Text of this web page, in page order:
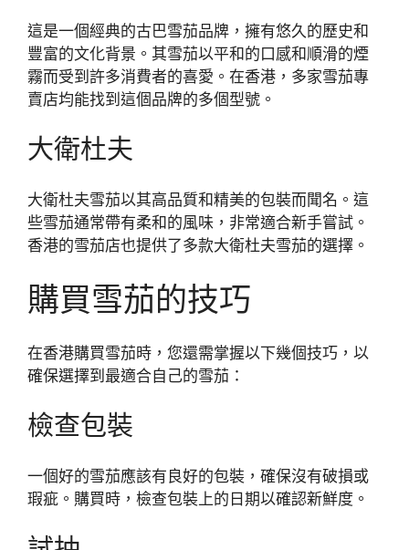
這是一個經典的古巴雪茄品牌，擁有悠久的歷史和
豐富的文化背景。其雪茄以平和的口感和順滑的煙
霧而受到許多消費者的喜愛。在香港，多家雪茄專
賣店均能找到這個品牌的多個型號。
大衛杜夫
大衛杜夫雪茄以其高品質和精美的包裝而聞名。這
些雪茄通常帶有柔和的風味，非常適合新手嘗試。
香港的雪茄店也提供了多款大衛杜夫雪茄的選擇。
購買雪茄的技巧
在香港購買雪茄時，您還需掌握以下幾個技巧，以
確保選擇到最適合自己的雪茄：
檢查包裝
一個好的雪茄應該有良好的包裝，確保沒有破損或
瑕疵。購買時，檢查包裝上的日期以確認新鮮度。